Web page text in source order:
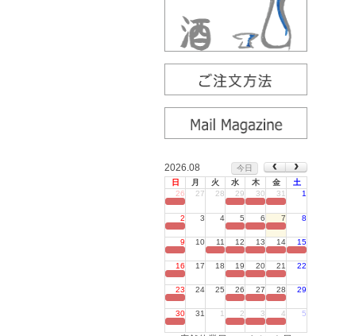
2026.08
今日
日
月 火 水 木 金
土
26
27 28 29 30 31 1
2 3 4 5 6 7 8
9 10 11 12 13 14 15
16 17 18 19 20 21 22
23 24 25 26 27 28 29
30 31 1 2 3 4 5